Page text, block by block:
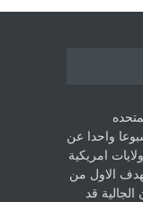
لم ‏تنقطع اسبوعا واحدا عن
امريكية
الاول من
قد